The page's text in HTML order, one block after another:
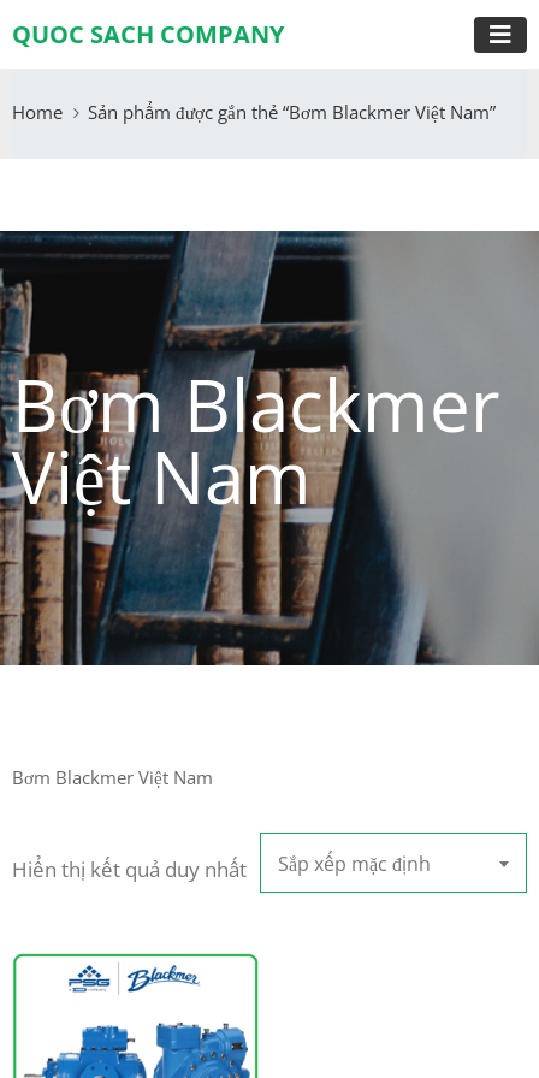
QUOC SACH COMPANY
Home Sản phẩm được gắn thẻ “Bơm Blackmer Việt Nam”
Bơm Blackmer
Việt Nam
Bơm Blackmer Việt Nam
Hiển thị kết quả duy nhất Sắp xếp mặc định